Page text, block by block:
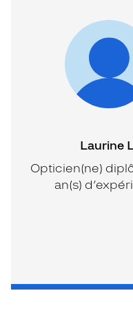
Laurine
Opticien(ne)
an(s)